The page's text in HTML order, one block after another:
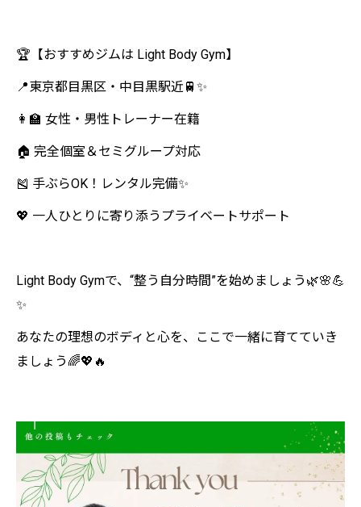
🏆【おすすめジムは Light Body Gym】
📍東京都目黒区・中目黒駅近🚆✨
👩‍🏫 女性・男性トレーナー在籍
🏠 完全個室＆セミグループ対応
🎽 手ぶらOK！レンタル完備✨
💖 一人ひとりに寄り添うプライベートサポート
Light Body Gymで、“整う自分時間”を始めましょう🌿🌸💪
✨
あなたの理想のボディと心を、ここで一緒に育てていき
ましょう🌈💖🔥